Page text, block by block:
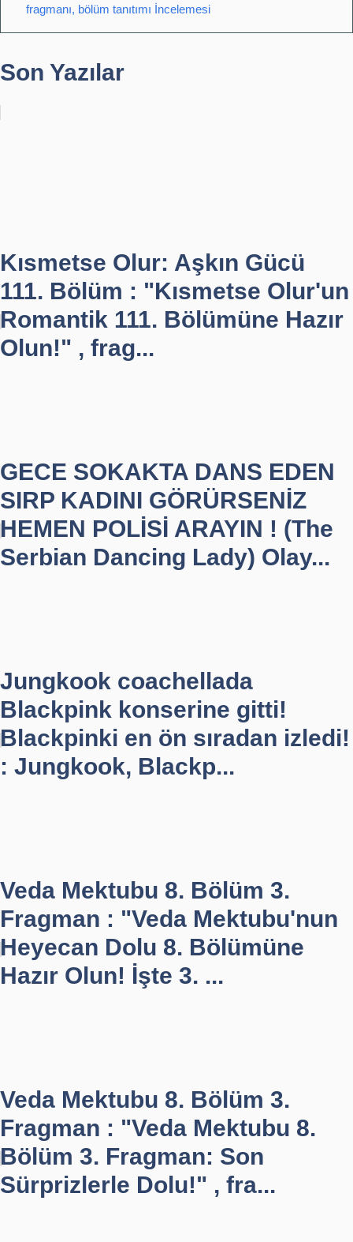
fragmanı, bölüm tanıtımı İncelemesi
Son Yazılar
Kısmetse Olur: Aşkın Gücü
111. Bölüm : "Kısmetse Olur'un
Romantik 111. Bölümüne Hazır
Olun!" , frag...
GECE SOKAKTA DANS EDEN
SIRP KADINI GÖRÜRSENİZ
HEMEN POLİSİ ARAYIN ! (The
Serbian Dancing Lady) Olay...
Jungkook coachellada
Blackpink konserine gitti!
Blackpinki en ön sıradan izledi!
: Jungkook, Blackp...
Veda Mektubu 8. Bölüm 3.
Fragman : "Veda Mektubu'nun
Heyecan Dolu 8. Bölümüne
Hazır Olun! İşte 3. ...
Veda Mektubu 8. Bölüm 3.
Fragman : "Veda Mektubu 8.
Bölüm 3. Fragman: Son
Sürprizlerle Dolu!" , fra...